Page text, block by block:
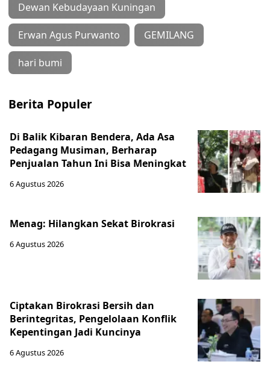
Dewan Kebudayaan Kuningan
Erwan Agus Purwanto GEMILANG
hari bumi
Berita Populer
Di Balik Kibaran Bendera, Ada Asa
Pedagang Musiman, Berharap
Penjualan Tahun Ini Bisa Meningkat
6 Agustus 2026
Menag: Hilangkan Sekat Birokrasi
6 Agustus 2026
Ciptakan Birokrasi Bersih dan
Berintegritas, Pengelolaan Konflik
Kepentingan Jadi Kuncinya
6 Agustus 2026